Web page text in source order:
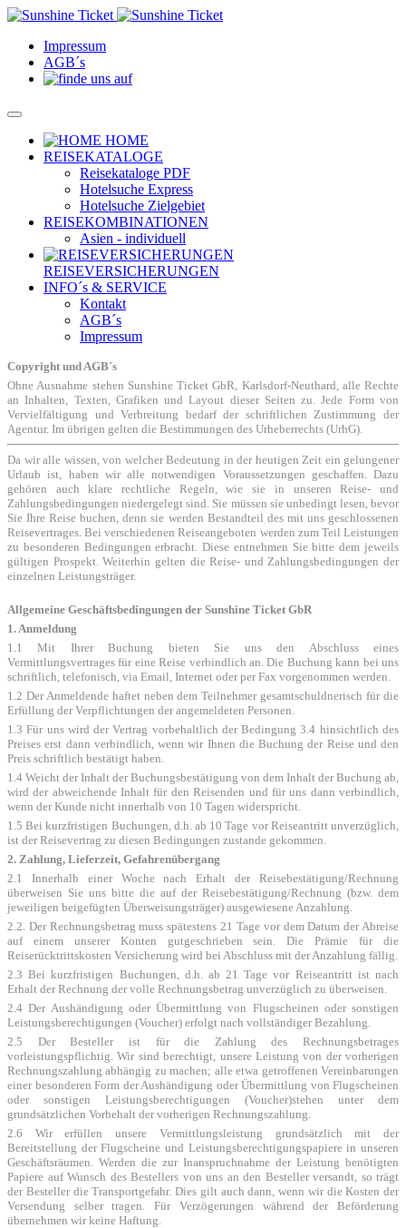
Impressum
AGB´s
HOME
REISEKATALOGE
Reisekataloge PDF
Hotelsuche Express
Hotelsuche Zielgebiet
REISEKOMBINATIONEN
Asien - individuell
REISEVERSICHERUNGEN
INFO´s & SERVICE
Kontakt
AGB´s
Impressum
Copyright und AGB´s
Ohne Ausnahme stehen Sunshine Ticket GbR, Karlsdorf-Neuthard, alle Rechte
an Inhalten, Texten, Grafiken und Layout dieser Seiten zu. Jede Form von
Vervielfältigung und Verbreitung bedarf der schriftlichen Zustimmung der
Agentur. Im übrigen gelten die Bestimmungen des Urheberrechts (UrhG).
Da wir alle wissen, von welcher Bedeutung in der heutigen Zeit ein gelungener
Urlaub ist, haben wir alle notwendigen Voraussetzungen geschaffen. Dazu
gehören auch klare rechtliche Regeln, wie sie in unseren Reise- und
Zahlungsbedingungen niedergelegt sind. Sie müssen sie unbedingt lesen, bevor
Sie Ihre Reise buchen, denn sie werden Bestandteil des mit uns geschlossenen
Reisevertrages. Bei verschiedenen Reiseangeboten werden zum Teil Leistungen
zu besonderen Bedingungen erbracht. Diese entnehmen Sie bitte dem jeweils
gültigen Prospekt. Weiterhin gelten die Reise- und Zahlungsbedingungen der
einzelnen Leistungsträger.
Allgemeine Geschäftsbedingungen der Sunshine Ticket GbR
1. Anmeldung
1.1 Mit Ihrer Buchung bieten Sie uns den Abschluss eines
Vermittlungsvertrages für eine Reise verbindlich an. Die Buchung kann bei uns
schriftlich, telefonisch, via Email, Internet oder per Fax vorgenommen werden.
1.2 Der Anmeldende haftet neben dem Teilnehmer gesamtschuldnerisch für die
Erfüllung der Verpflichtungen der angemeldeten Personen.
1.3 Für uns wird der Vertrag vorbehaltlich der Bedingung 3.4 hinsichtlich des
Preises erst dann verbindlich, wenn wir Ihnen die Buchung der Reise und den
Preis schriftlich bestätigt haben.
1.4 Weicht der Inhalt der Buchungsbestätigung von dem Inhalt der Buchung ab,
wird der abweichende Inhalt für den Reisenden und für uns dann verbindlich,
wenn der Kunde nicht innerhalb von 10 Tagen widerspricht.
1.5 Bei kurzfristigen Buchungen, d.h. ab 10 Tage vor Reiseantritt unverzüglich,
ist der Reisevertrag zu diesen Bedingungen zustande gekommen.
2. Zahlung, Lieferzeit, Gefahrenübergang
2.1 Innerhalb einer Woche nach Erhalt der Reisebestätigung/Rechnung
überweisen Sie uns bitte die auf der Reisebestätigung/Rechnung (bzw. dem
jeweiligen beigefügten Überweisungsträger) ausgewiesene Anzahlung.
2.2. Der Rechnungsbetrag muss spätestens 21 Tage vor dem Datum der Abreise
auf einem unserer Konten gutgeschrieben sein. Die Prämie für die
Reiserücktrittskosten Versicherung wird bei Abschluss mit der Anzahlung fällig.
2.3 Bei kurzfristigen Buchungen, d.h. ab 21 Tage vor Reiseantritt ist nach
Erhalt der Rechnung der volle Rechnungsbetrag unverzüglich zu überweisen.
2.4 Der Aushändigung oder Übermittlung von Flugscheinen oder sonstigen
Leistungsberechtigungen (Voucher) erfolgt nach vollständiger Bezahlung.
2.5 Der Besteller ist für die Zahlung des Rechnungsbetrages
vorleistungspflichtig. Wir sind berechtigt, unsere Leistung von der vorherigen
Rechnungszahlung abhängig zu machen; alle etwa getroffenen Vereinbarungen
einer besonderen Form der Aushändigung oder Übermittlung von Flugscheinen
oder sonstigen Leistungsberechtigungen (Voucher)stehen unter dem
grundsätzlichen Vorbehalt der vorherigen Rechnungszahlung.
2.6 Wir erfüllen unsere Vermittlungsleistung grundsätzlich mit der
Bereitstellung der Flugscheine und Leistungsberechtigungspapiere in unseren
Geschäftsräumen. Werden die zur Inanspruchnahme der Leistung benötigten
Papiere auf Wunsch des Bestellers von uns an den Besteller versandt, so trägt
der Besteller die Transportgefahr. Dies gilt auch dann, wenn wir die Kosten der
Versendung selber tragen. Für Verzögerungen während der Beförderung
übernehmen wir keine Haftung.